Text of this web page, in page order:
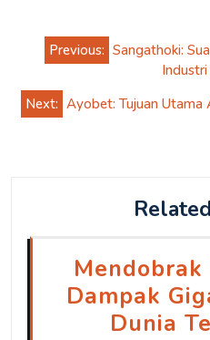
Post
navigation
Previous: Sangathoki:
Next: Ayobet: Tujuan Utama
Dampak
Dunia